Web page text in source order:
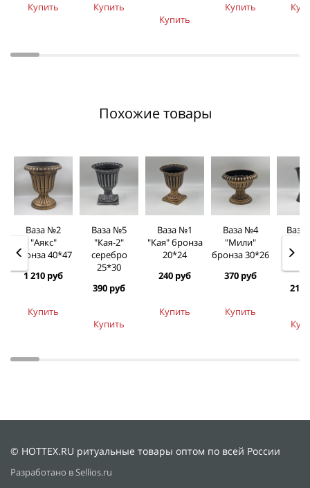
Купить Купить
Купить
Купить
Похожие товары
Ваза №2
"Аякс"
бронза 40*47
1 210 руб
Купить
Ваза №5
"Кая-2"
серебро
25*30
390 руб
Купить
Ваза №1
"Кая" бронза
20*24
240 руб
Купить
Ваза №4
"Мили"
бронза 30*26
370 руб
Купить
210
© HOTTEX.RU ритуальные товары оптом по всей России
Разработано в Sellios.ru